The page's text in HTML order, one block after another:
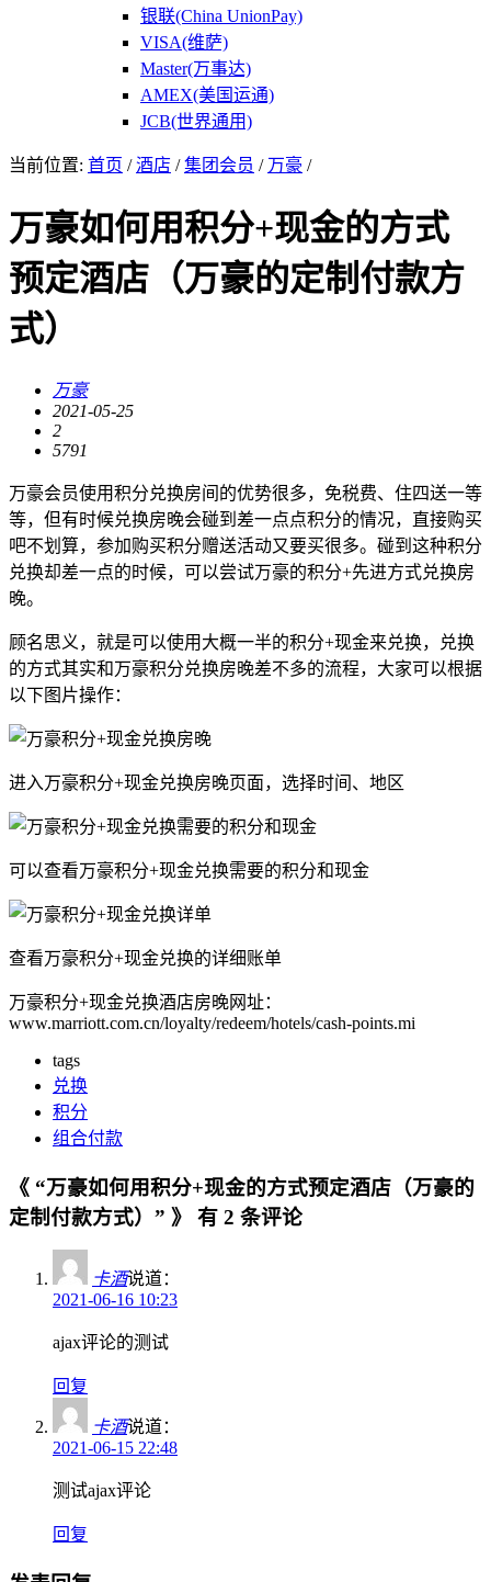
银联(China UnionPay)
VISA(维萨)
Master(万事达)
AMEX(美国运通)
JCB(世界通用)
当前位置: 首页 /酒店 /集团会员 / 万豪 /
万豪如何用积分+现金的方式
预定酒店（万豪的定制付款方
式）
万豪
2021-05-25
2
5791
万豪会员使用积分兑换房间的优势很多，免税费、住四送一等
等，但有时候兑换房晚会碰到差一点点积分的情况，直接购买
吧不划算，参加购买积分赠送活动又要买很多。碰到这种积分
兑换却差一点的时候，可以尝试万豪的积分+先进方式兑换房
晚。
顾名思义，就是可以使用大概一半的积分+现金来兑换，兑换
的方式其实和万豪积分兑换房晚差不多的流程，大家可以根据
以下图片操作：
进入万豪积分+现金兑换房晚页面，选择时间、地区
可以查看万豪积分+现金兑换需要的积分和现金
查看万豪积分+现金兑换的详细账单
万豪积分+现金兑换酒店房晚网址：
www.marriott.com.cn/loyalty/redeem/hotels/cash-points.mi
tags
兑换
积分
组合付款
《 “万豪如何用积分+现金的方式预定酒店（万豪的
定制付款方式）” 》 有 2 条评论
卡酒说道：
2021-06-16 10:23
ajax评论的测试
回复
卡酒说道：
2021-06-15 22:48
测试ajax评论
回复